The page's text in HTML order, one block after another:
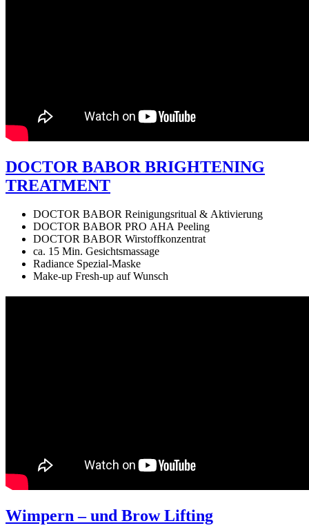
DOCTOR BABOR BRIGHTENING
TREATMENT
DOCTOR BABOR Reinigungsritual & Aktivierung
DOCTOR BABOR PRO AHA Peeling
DOCTOR BABOR Wirstoffkonzentrat
ca. 15 Min. Gesichtsmassage
Radiance Spezial-Maske
Make-up Fresh-up auf Wunsch
Wimpern – und Brow Lifting